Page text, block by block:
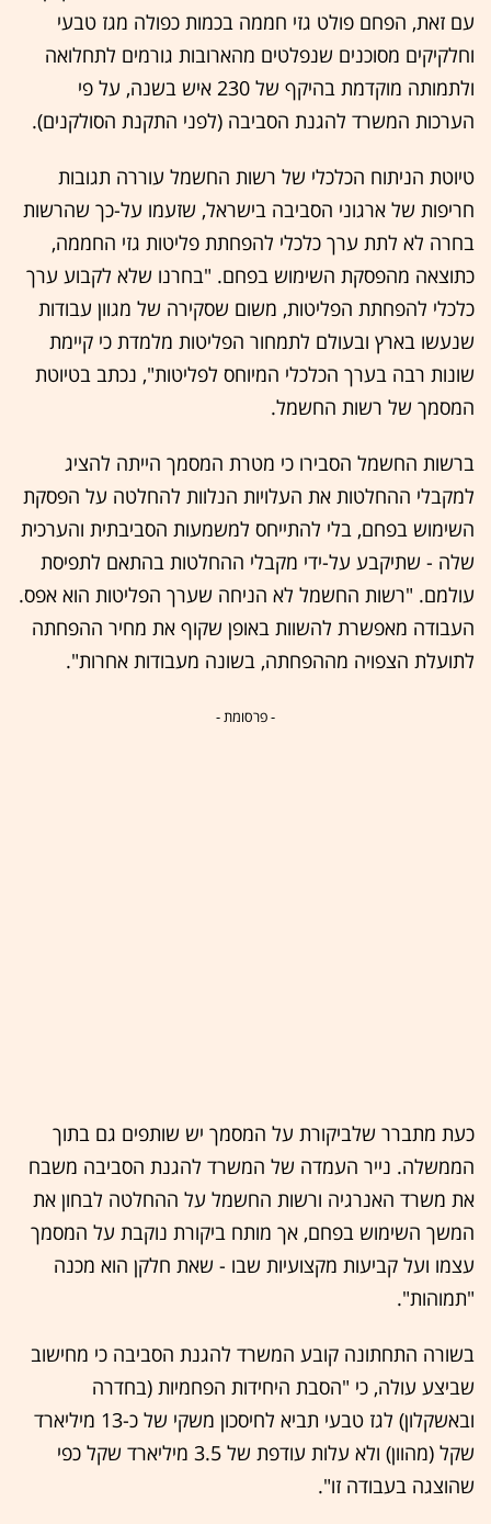
עם זאת, הפחם פולט גזי חממה בכמות כפולה מגז טבעי
וחלקיקים מסוכנים שנפלטים מהארובות גורמים לתחלואה
ולתמותה מוקדמת בהיקף של 230 איש בשנה, על פי
הערכות המשרד להגנת הסביבה (לפני התקנת הסולקנים).
טיוטת הניתוח הכלכלי של רשות החשמל עוררה תגובות
חריפות של ארגוני הסביבה בישראל, שזעמו על-כך שהרשות
בחרה לא לתת ערך כלכלי להפחתת פליטות גזי החממה,
כתוצאה מהפסקת השימוש בפחם. "בחרנו שלא לקבוע ערך
כלכלי להפחתת הפליטות, משום שסקירה של מגוון עבודות
שנעשו בארץ ובעולם לתמחור הפליטות מלמדת כי קיימת
שונות רבה בערך הכלכלי המיוחס לפליטות", נכתב בטיוטת
המסמך של רשות החשמל.
ברשות החשמל הסבירו כי מטרת המסמך הייתה להציג
למקבלי ההחלטות את העלויות הנלוות להחלטה על הפסקת
השימוש בפחם, בלי להתייחס למשמעות הסביבתית והערכית
שלה - שתיקבע על-ידי מקבלי ההחלטות בהתאם לתפיסת
עולמם. "רשות החשמל לא הניחה שערך הפליטות הוא אפס.
העבודה מאפשרת להשוות באופן שקוף את מחיר ההפחתה
לתועלת הצפויה מההפחתה, בשונה מעבודות אחרות".
- פרסומת -
כעת מתברר שלביקורת על המסמך יש שותפים גם בתוך
הממשלה. נייר העמדה של המשרד להגנת הסביבה משבח
את משרד האנרגיה ורשות החשמל על ההחלטה לבחון את
המשך השימוש בפחם, אך מותח ביקורת נוקבת על המסמך
עצמו ועל קביעות מקצועיות שבו - שאת חלקן הוא מכנה
"תמוהות".
בשורה התחתונה קובע המשרד להגנת הסביבה כי מחישוב
שביצע עולה, כי "הסבת היחידות הפחמיות (בחדרה
ובאשקלון) לגז טבעי תביא לחיסכון משקי של כ-13 מיליארד
שקל (מהוון) ולא עלות עודפת של 3.5 מיליארד שקל כפי
שהוצגה בעבודה זו".